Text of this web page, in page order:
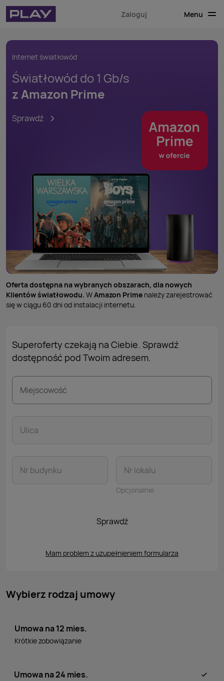
Zaloguj Menu
Internet światłowód
Światłowód do 1 Gb/s
z Amazon Prime
Sprawdź
Oferta dostępna na wybranych obszarach, dla nowych
Klientów światłowodu. WAmazon Prime należy zarejestrować
się w ciągu 60 dni od instalacji internetu.
Superoferty czekają na Ciebie. Sprawdź
dostępność pod Twoim adresem.
Miejscowość
Ulica
Nr budynku Nr lokalu
Opcjonalnie
Sprawdź
Mam problem z uzupełnieniem formularza
Wybierz rodzaj umowy
Umowa na 12 mies.
Krótkie zobowiązanie
Umowa na 24 mies.